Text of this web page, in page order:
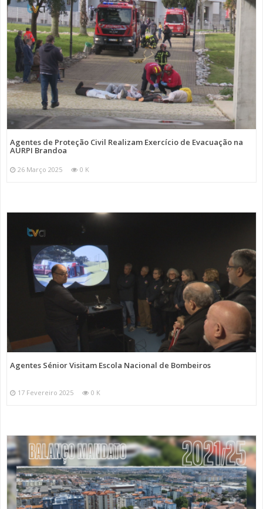
Agentes de Proteção Civil Realizam Exercício de Evacuação na
AURPI Brandoa
26 Março 2025 0 K
Agentes Sénior Visitam Escola Nacional de Bombeiros
17 Fevereiro 2025 0 K